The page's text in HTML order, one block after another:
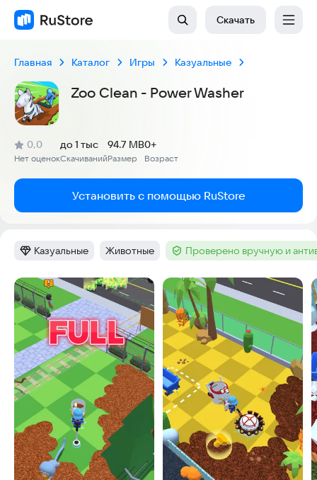
Скачать
Главная Каталог Игры Казуальные
Zoo Clean - Power Washer
Рейтинг:
0,0
(
Нет оценок
)
Скачиваний
до 1 тыс
Размер
94.7 MB
Возраст
0+
Установить с помощью RuStore
Категория:
Казуальные Тег:
Животные Тег :Проверено вручную и
Скриншоты